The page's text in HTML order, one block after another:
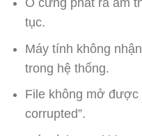
Ổ cứng phát ra âm
tục.
Máy tính không
trong hệ thống.
File không mở được
corrupted”.